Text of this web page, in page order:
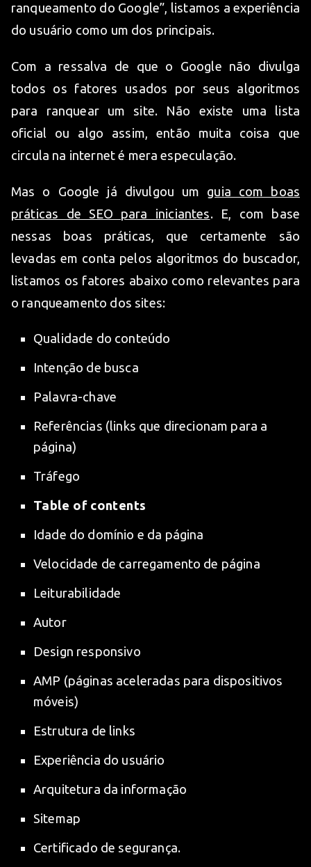
ranqueamento do Google”, listamos a experiência
do usuário como um dos principais.
Com a ressalva de que o Google não divulga
todos os fatores usados por seus algoritmos
para ranquear um site. Não existe uma lista
oficial ou algo assim, então muita coisa que
circula na internet é mera especulação.
Mas o Google já divulgou um guia com boas
práticas de SEO para iniciantes. E, com base
nessas boas práticas, que certamente são
levadas em conta pelos algoritmos do buscador,
listamos os fatores abaixo como relevantes para
o ranqueamento dos sites:
Qualidade do conteúdo
Intenção de busca
Palavra-chave
Referências (links que direcionam para a
página)
Tráfego
Table of contents
Idade do domínio e da página
Velocidade de carregamento de página
Leiturabilidade
Autor
Design responsivo
AMP (páginas aceleradas para dispositivos
móveis)
Estrutura de links
Experiência do usuário
Arquitetura da informação
Sitemap
Certificado de segurança.